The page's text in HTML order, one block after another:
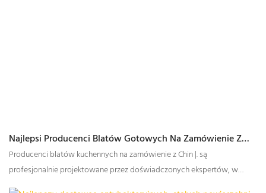
Najlepsi Producenci Blatów Gotowych Na Zamówienie Z
Chin | Cena Fabryczna - GELANDY
Producenci blatów kuchennych na zamówienie z Chin |. są
profesjonalnie projektowane przez doświadczonych ekspertów, w
oparciu o rygorystyczny proces projektowania.